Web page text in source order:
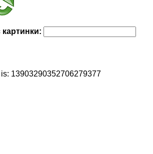
картинки:
13903290352706279377